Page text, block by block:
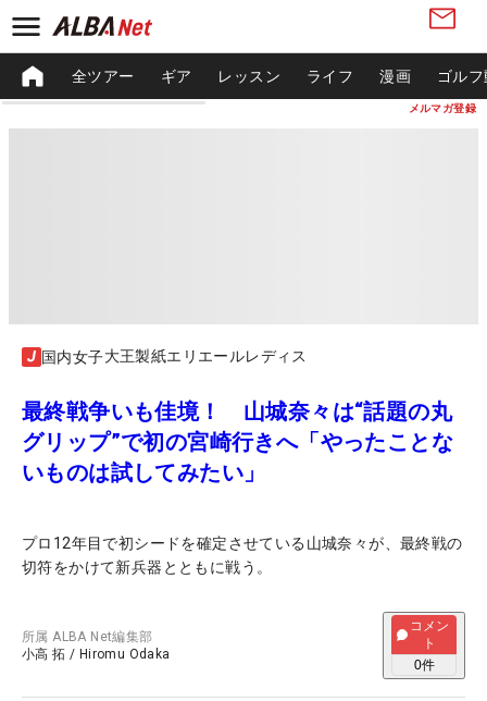
メルマガ登録
全ツアー ギア レッスン ライフ 漫画 ゴル
国内女子大王製紙エリエールレディス
最終戦争いも佳境！ 山城奈々は“話題の丸
グリップ”で初の宮崎行きへ「やったことな
いものは試してみたい」
プロ12年目で初シードを確定させている山城奈々が、最終戦の
切符をかけて新兵器とともに戦う。
所属ALBA Net編集部
小高 拓 / Hiromu Odaka
コメン
ト
0件